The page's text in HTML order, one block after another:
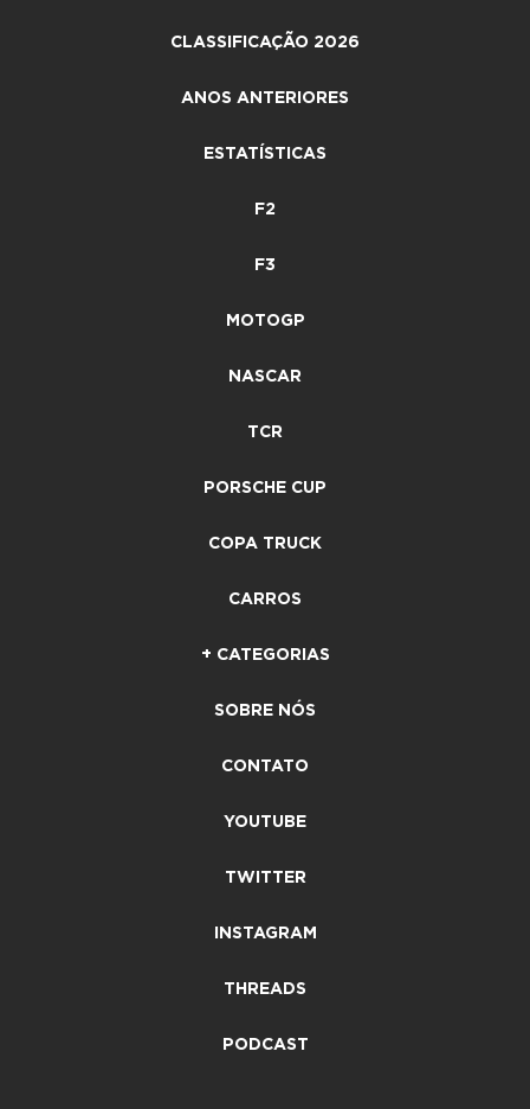
CLASSIFICAÇÃO 2026
ANOS ANTERIORES
ESTATÍSTICAS
F2
F3
MOTOGP
NASCAR
TCR
PORSCHE CUP
COPA TRUCK
CARROS
+ CATEGORIAS
SOBRE NÓS
CONTATO
YOUTUBE
TWITTER
INSTAGRAM
THREADS
PODCAST